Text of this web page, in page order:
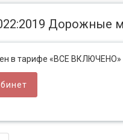
в тарифе «ВСЕ ВКЛЮЧЕНО»